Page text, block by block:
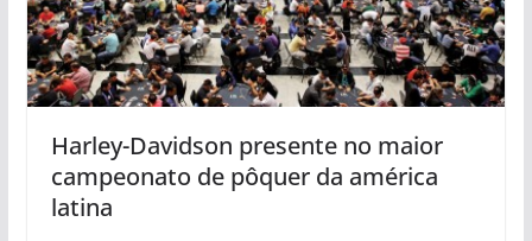
Harley-Davidson presente no maior
campeonato de pôquer da américa
latina